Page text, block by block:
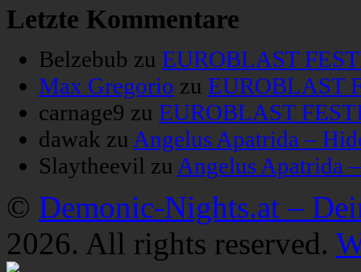
Letzte Kommentare
Belzebub zu EUROBLAST
Max Gregorio zu EUROBLAST
carnage9 zu EUROBLAST
dawak zu Angelus Apatrida –
Slaytheevil zu Angelus Apatrida
© Demonic-Nights.at –
2026. All rights reserved.